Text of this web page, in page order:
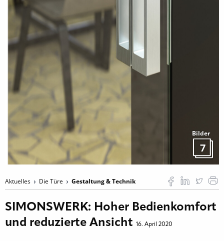
Bilder
7
Aktuelles Die Türe Gestaltung & Technik
SIMONSWERK: Hoher Bedienkomfort
und reduzierte Ansicht 16. April 2020